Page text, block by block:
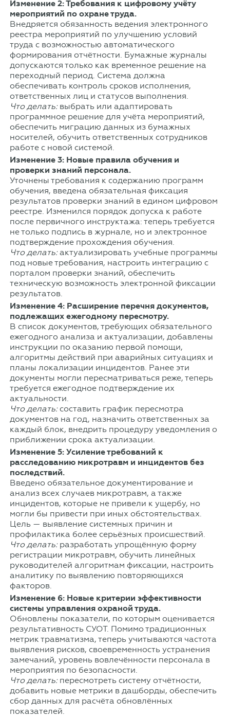
Изменение 2: Требования к цифровому учёту
мероприятий по охране труда.
Внедряется обязанность ведения электронного
реестра мероприятий по улучшению условий
труда с возможностью автоматического
формирования отчётности. Бумажные журналы
допускаются только как временное решение на
переходный период. Система должна
обеспечивать контроль сроков исполнения,
ответственных лиц и статусов выполнения.
Что делать:выбрать или адаптировать
программное решение для учёта мероприятий,
обеспечить миграцию данных из бумажных
носителей, обучить ответственных сотрудников
работе с новой системой.
Изменение 3: Новые правила обучения и
проверки знаний персонала.
Уточнены требования к содержанию программ
обучения, введена обязательная фиксация
результатов проверки знаний в едином цифровом
реестре. Изменился порядок допуска к работе
после первичного инструктажа: теперь требуется
не только подпись в журнале, но и электронное
подтверждение прохождения обучения.
Что делать:актуализировать учебные программы
под новые требования, настроить интеграцию с
порталом проверки знаний, обеспечить
техническую возможность электронной фиксации
результатов.
Изменение 4: Расширение перечня документов,
подлежащих ежегодному пересмотру.
В список документов, требующих обязательного
ежегодного анализа и актуализации, добавлены
инструкции по оказанию первой помощи,
алгоритмы действий при аварийных ситуациях и
планы локализации инцидентов. Ранее эти
документы могли пересматриваться реже, теперь
требуется ежегодное подтверждение их
актуальности.
Что делать:составить график пересмотра
документов на год, назначить ответственных за
каждый блок, внедрить процедуру уведомления о
приближении срока актуализации.
Изменение 5: Усиление требований к
расследованию микротравм и инцидентов без
последствий.
Введено обязательное документирование и
анализ всех случаев микротравм, а также
инцидентов, которые не привели к ущербу, но
могли бы привести при иных обстоятельствах.
Цель — выявление системных причин и
профилактика более серьёзных происшествий.
Что делать:разработать упрощённую форму
регистрации микротравм, обучить линейных
руководителей алгоритмам фиксации, настроить
аналитику по выявлению повторяющихся
факторов.
Изменение 6: Новые критерии эффективности
системы управления охраной труда.
Обновлены показатели, по которым оценивается
результативность СУОТ. Помимо традиционных
метрик травматизма, теперь учитываются частота
выявления рисков, своевременность устранения
замечаний, уровень вовлечённости персонала в
мероприятия по безопасности.
Что делать:пересмотреть систему отчётности,
добавить новые метрики в дашборды, обеспечить
сбор данных для расчёта обновлённых
показателей.